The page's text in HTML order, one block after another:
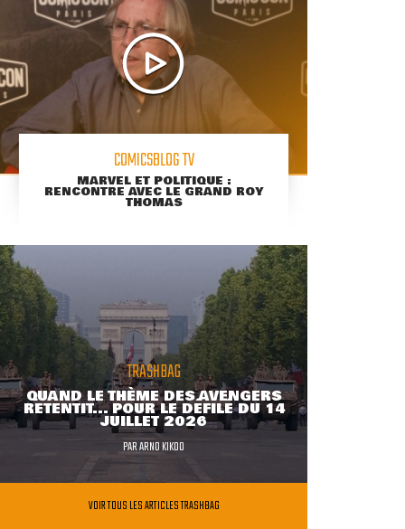
COMICSBLOG TV
MARVEL ET POLITIQUE :
RENCONTRE AVEC LE GRAND ROY
THOMAS
TRASHBAG
QUAND LE THÈME DES AVENGERS
RETENTIT... POUR LE DÉFILÉ DU 14
JUILLET 2026
PARARNO KIKOO
VOIR TOUS LES ARTICLES TRASHBAG